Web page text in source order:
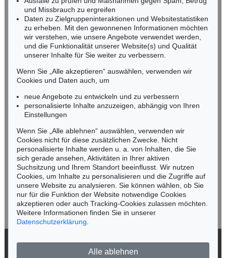
Fax: +49 (0)62 21 58 80-595
infoheidelberg@kettererkunst.de
NORDDEUTSCHLAND
Nico Kassel, M.A.
Mobil: +49 (0)171 8618661
n.kassel@kettererkunst.de
Keine Auktion mehr verpassen!
Wir informieren Sie rechtzeitig.
Jetzt zum Newsletter anmelden >
und Missbrauch zu ergreifen
Daten zu Zielgruppeninteraktionen und Websitestatistiken
zu erheben. Mit den gewonnenen Informationen möchten
wir verstehen, wie unsere Angebote verwendet werden,
und die Funktionalität unserer Website(s) und Qualität
unserer Inhalte für Sie weiter zu verbessern.
Wenn Sie „Alle akzeptieren“ auswählen, verwenden wir
Cookies und Daten auch, um
neue Angebote zu entwickeln und zu verbessern
personalisierte Inhalte anzuzeigen, abhängig von Ihren
Einstellungen
Wenn Sie „Alle ablehnen“ auswählen, verwenden wir
Cookies nicht für diese zusätzlichen Zwecke. Nicht
personalisierte Inhalte werden u. a. von Inhalten, die Sie
sich gerade ansehen, Aktivitäten in Ihrer aktiven
Suchsitzung und Ihrem Standort beeinflusst. Wir nutzen
Cookies, um Inhalte zu personalisieren und die Zugriffe auf
unsere Website zu analysieren. Sie können wählen, ob Sie
nur für die Funktion der Website notwendige Cookies
akzeptieren oder auch Tracking-Cookies zulassen möchten.
Weitere Informationen finden Sie in unserer
Datenschutzerklärung
Alle ablehnen